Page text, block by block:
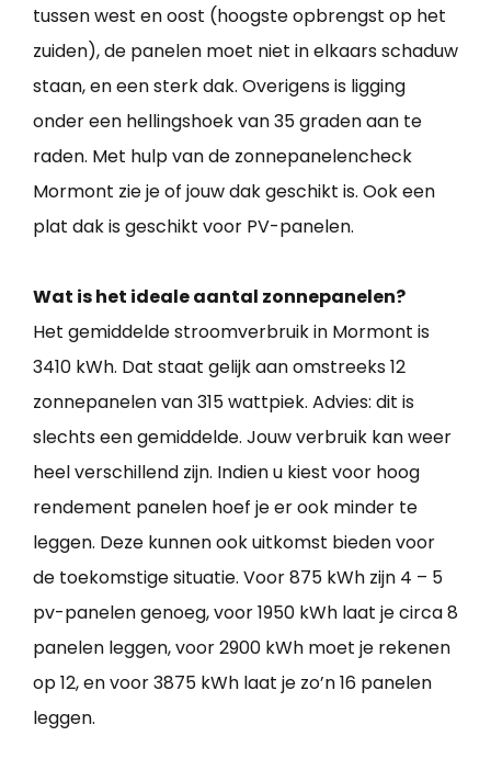
tussen west en oost (hoogste opbrengst op het
zuiden), de panelen moet niet in elkaars schaduw
staan, en een sterk dak. Overigens is ligging
onder een hellingshoek van 35 graden aan te
raden. Met hulp van de zonnepanelencheck
Mormont zie je of jouw dak geschikt is. Ook een
plat dak is geschikt voor PV-panelen.
Wat is het ideale aantal zonnepanelen?
Het gemiddelde stroomverbruik in Mormont is
3410 kWh. Dat staat gelijk aan omstreeks 12
zonnepanelen van 315 wattpiek. Advies: dit is
slechts een gemiddelde. Jouw verbruik kan weer
heel verschillend zijn. Indien u kiest voor hoog
rendement panelen hoef je er ook minder te
leggen. Deze kunnen ook uitkomst bieden voor
de toekomstige situatie. Voor 875 kWh zijn 4 – 5
pv-panelen genoeg, voor 1950 kWh laat je circa 8
panelen leggen, voor 2900 kWh moet je rekenen
op 12, en voor 3875 kWh laat je zo’n 16 panelen
leggen.